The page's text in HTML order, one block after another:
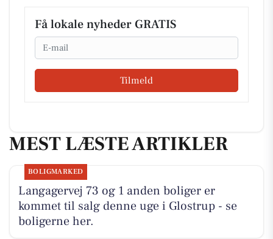
Få lokale nyheder GRATIS
Email
Tilmeld
MEST LÆSTE ARTIKLER
BOLIGMARKED
Langagervej 73 og 1 anden boliger er
kommet til salg denne uge i Glostrup - se
boligerne her.